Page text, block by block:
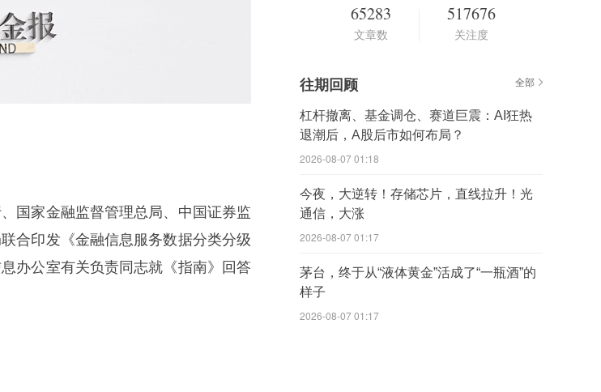
国家金融监督管理总局、中国证券监
合印发《金融信息服务数据分类分级
办公室有关负责同志就《指南》回答
65283
文章数
517676
关注度
往期回顾 全部
杠杆撤离、基金调仓、赛道巨震：AI狂热
退潮后，A股后市如何布局？
2026-08-07 01:18
今夜，大逆转！存储芯片，直线拉升！光
通信，大涨
2026-08-07 01:17
茅台，终于从“液体黄金”活成了“一瓶酒”的
样子
2026-08-07 01:17